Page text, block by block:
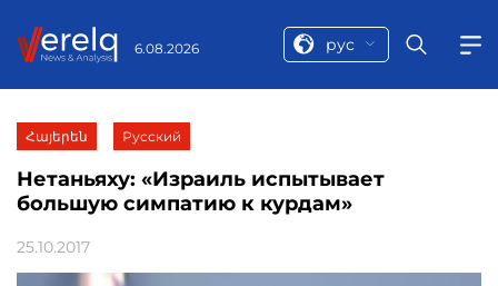
6.08.2026 рус
Հայերեն Русский
Нетаньяху: «Израиль испытывает
большую симпатию к курдам»
25.10.2017